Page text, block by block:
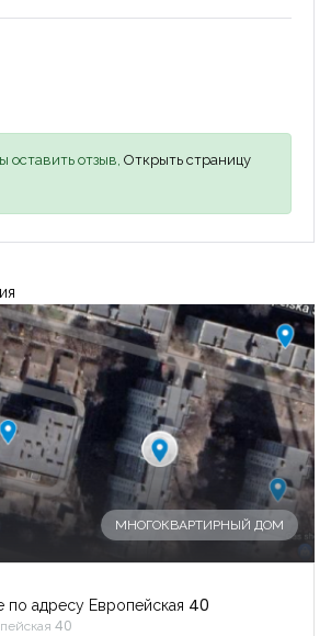
оставить отзыв, Открыть страницу
МНОГОКВАРТИРНЫЙ ДОМ
по адресу Европейская 40
40